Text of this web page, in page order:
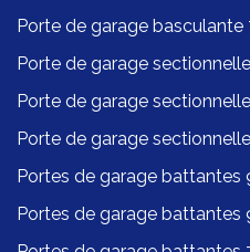
Porte de garage basculante
Porte de garage
Porte de garage
Porte de garage
Portes de garage battantes
Portes de garage battantes